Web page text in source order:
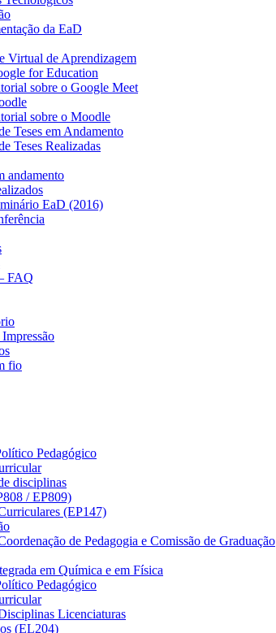
da EaD
Virtual de Aprendizagem
for Education
sobre o Google Meet
sobre o Moodle
Teses em Andamento
Teses Realizadas
andamento
EaD (2016)
FAQ
fio
Pedagógico
disciplinas
/ EP809)
(EP147)
de Pedagogia e Comissão de Graduação
em Química e em Física
Pedagógico
Licenciaturas
(EL204)